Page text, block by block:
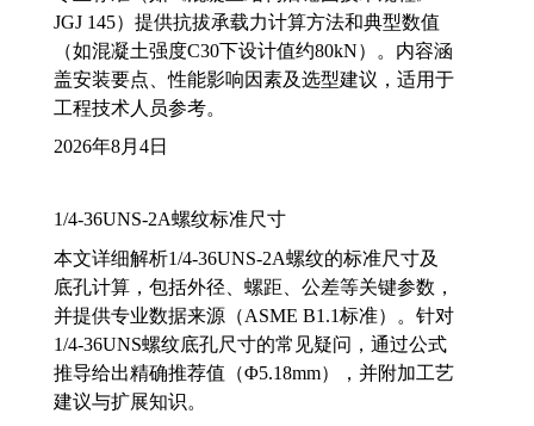
JGJ 145）提供抗拔承载力计算方法和典型数值
（如混凝土强度C30下设计值约80kN）。内容涵
盖安装要点、性能影响因素及选型建议，适用于
工程技术人员参考。
2026年8月4日
1/4-36UNS-2A螺纹标准尺寸
本文详细解析1/4-36UNS-2A螺纹的标准尺寸及
底孔计算，包括外径、螺距、公差等关键参数，
并提供专业数据来源（ASME B1.1标准）。针对
1/4-36UNS螺纹底孔尺寸的常见疑问，通过公式
推导给出精确推荐值（Φ5.18mm），并附加工艺
建议与扩展知识。